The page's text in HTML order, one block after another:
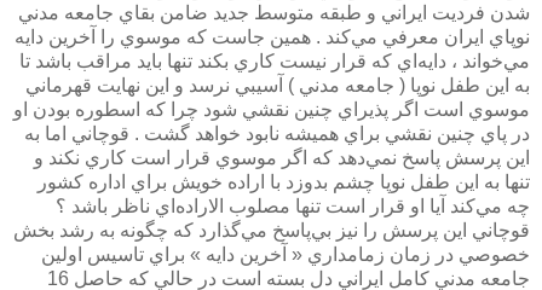
شدن فرديت ايراني و طبقه متوسط جديد ضامن بقاي جامعه مدني
نوپاي ايران معرفي مي‌كند . همين‌ جاست كه موسوي را آخرين دايه
مي‌خواند ، دايه‌اي كه قرار نيست كاري بكند تنها بايد مراقب باشد تا
به اين طفل نوپا ( جامعه مدني ) آسيبي نرسد و اين نهايت قهرماني
موسوي است اگر پذيراي چنين نقشي شود چرا كه اسطوره بودن او
در پاي چنين نقشي براي هميشه نابود خواهد گشت . قوچاني اما به
اين پرسش پاسخ نمي‌دهد كه اگر موسوي قرار است كاري نكند و
تنها به اين طفل نوپا چشم بدوزد با اراده خويش براي اداره كشور
چه مي‌كند آيا او قرار است تنها مصلوب الاراده‌اي ناظر باشد ؟
قوچاني اين پرسش را نيز بي‌پاسخ مي‌گذارد كه چگونه به رشد بخش
خصوصي در زمان زمامداري « آخرين دايه » براي تاسيس اولين
جامعه مدني كامل ايراني دل بسته است در حالي كه حاصل 16